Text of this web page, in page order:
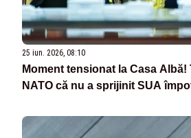
25 iun. 2026, 08:10
Moment tensionat la Casa Albă!
NATO că nu a sprijinit SUA